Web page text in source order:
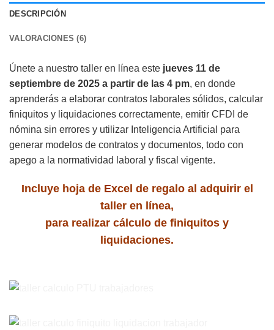
DESCRIPCIÓN
VALORACIONES (6)
Únete a nuestro taller en línea este jueves 11 de
septiembre de 2025 a partir de las 4 pm, en donde
aprenderás a elaborar contratos laborales sólidos, calcular
finiquitos y liquidaciones correctamente, emitir CFDI de
nómina sin errores y utilizar Inteligencia Artificial para
generar modelos de contratos y documentos, todo con
apego a la normatividad laboral y fiscal vigente.
Incluye hoja de Excel de regalo al adquirir el
taller en línea,
para realizar cálculo de finiquitos y
liquidaciones.